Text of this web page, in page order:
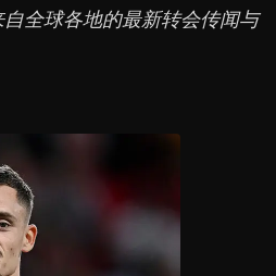
自全球各地的最新转会传闻与